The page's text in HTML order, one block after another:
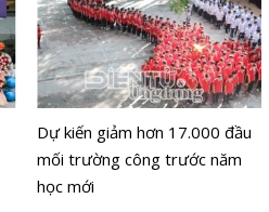
Dự kiến giảm hơn 17.000 đầu
mối trường công trước năm
học mới